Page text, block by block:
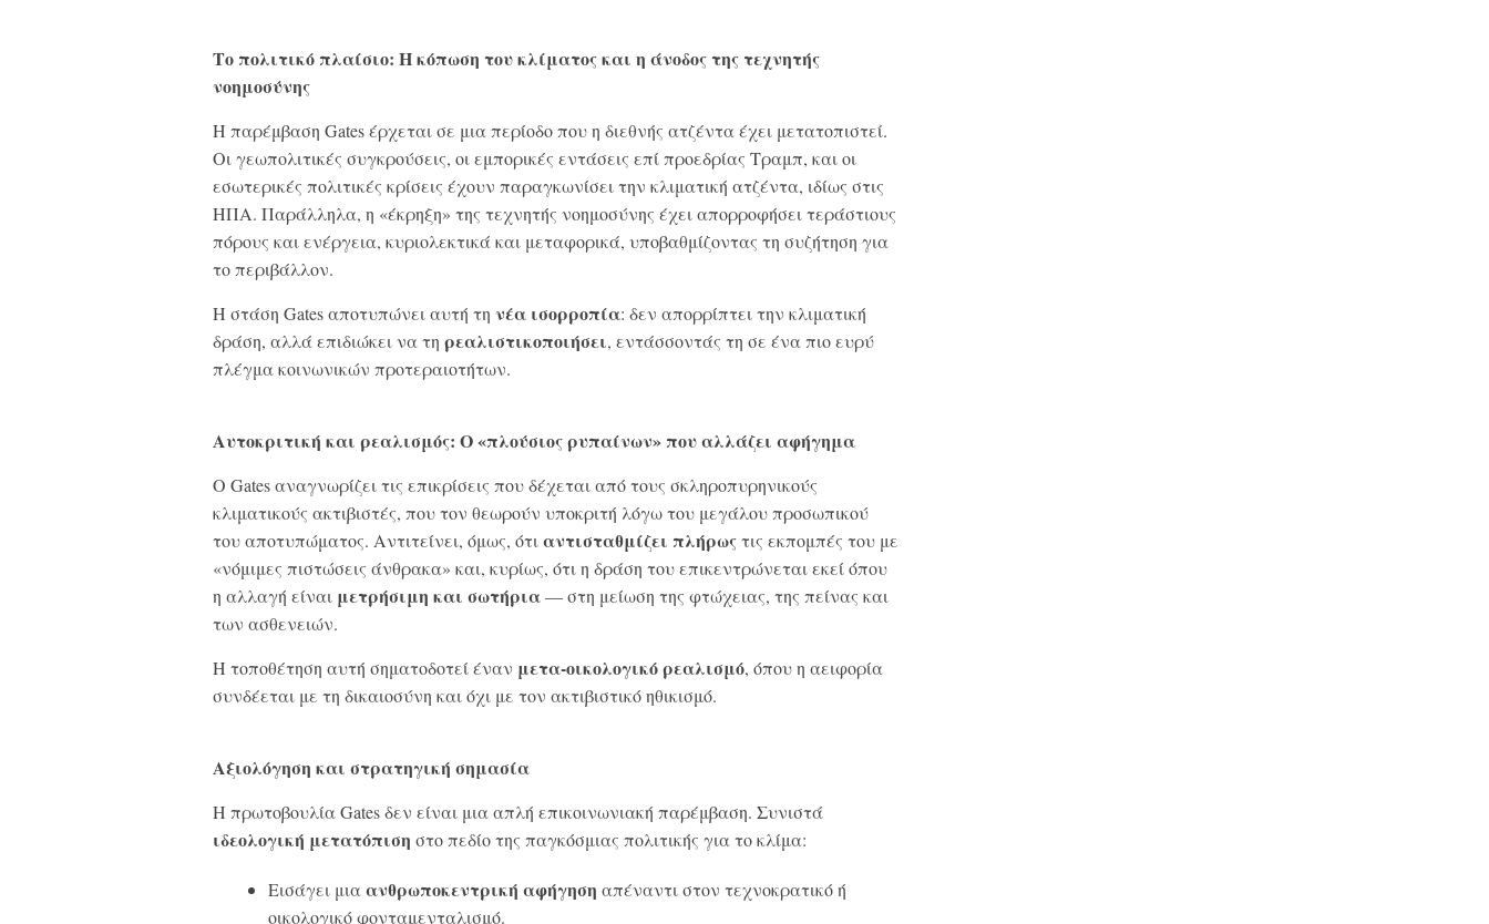
Το πολιτικό πλαίσιο: Η κόπωση του κλίματος και η άνοδος της τεχνητής
νοημοσύνης
Η παρέμβαση Gates έρχεται σε μια περίοδο που η διεθνής ατζέντα έχει μετατοπιστεί.
Οι γεωπολιτικές συγκρούσεις, οι εμπορικές εντάσεις επί προεδρίας Τραμπ, και οι
εσωτερικές πολιτικές κρίσεις έχουν παραγκωνίσει την κλιματική ατζέντα, ιδίως στις
ΗΠΑ. Παράλληλα, η «έκρηξη» της τεχνητής νοημοσύνης έχει απορροφήσει τεράστιους
πόρους και ενέργεια, κυριολεκτικά και μεταφορικά, υποβαθμίζοντας τη συζήτηση για
το περιβάλλον.
Η στάση Gates αποτυπώνει αυτή τη νέα ισορροπία: δεν απορρίπτει την κλιματική
δράση, αλλά επιδιώκει να τη ρεαλιστικοποιήσει, εντάσσοντάς τη σε ένα πιο ευρύ
πλέγμα κοινωνικών προτεραιοτήτων.
Αυτοκριτική και ρεαλισμός: Ο «πλούσιος ρυπαίνων» που αλλάζει αφήγημα
Ο Gates αναγνωρίζει τις επικρίσεις που δέχεται από τους σκληροπυρηνικούς
κλιματικούς ακτιβιστές, που τον θεωρούν υποκριτή λόγω του μεγάλου προσωπικού
του αποτυπώματος. Αντιτείνει, όμως, ότιαντισταθμίζει πλήρωςτις εκπομπές του με
«νόμιμες πιστώσεις άνθρακα» και, κυρίως, ότι η δράση του επικεντρώνεται εκεί όπου
η αλλαγή είναι μετρήσιμη και σωτήρια— στη μείωση της φτώχειας, της πείνας και
των ασθενειών.
Η τοποθέτηση αυτή σηματοδοτεί έναν μετα-οικολογικό ρεαλισμό, όπου η αειφορία
συνδέεται με τη δικαιοσύνη και όχι με τον ακτιβιστικό ηθικισμό.
Αξιολόγηση και στρατηγική σημασία
Η πρωτοβουλία Gates δεν είναι μια απλή επικοινωνιακή παρέμβαση. Συνιστά
ιδεολογική μετατόπιση στο πεδίο της παγκόσμιας πολιτικής για το κλίμα:
Εισάγει μιαανθρωποκεντρική αφήγηση απέναντι στον τεχνοκρατικό ή
οικολογικό φονταμενταλισμό.